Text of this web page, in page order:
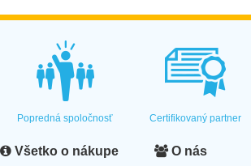
Popredná spoločnosť Certifikovaný partner
Všetko o nákupe O nás